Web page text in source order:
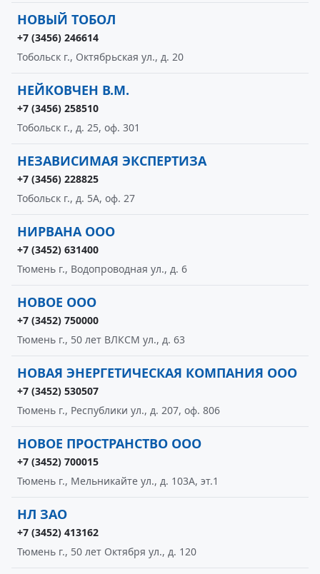
НОВЫЙ ТОБОЛ
+7 (3456) 246614
Тобольск г., Октябрьская ул., д. 20
НЕЙКОВЧЕН В.М.
+7 (3456) 258510
Тобольск г., д. 25, оф. 301
НЕЗАВИСИМАЯ ЭКСПЕРТИЗА
+7 (3456) 228825
Тобольск г., д. 5А, оф. 27
НИРВАНА ООО
+7 (3452) 631400
Тюмень г., Водопроводная ул., д. 6
НОВОЕ ООО
+7 (3452) 750000
Тюмень г., 50 лет ВЛКСМ ул., д. 63
НОВАЯ ЭНЕРГЕТИЧЕСКАЯ КОМПАНИЯ ООО
+7 (3452) 530507
Тюмень г., Республики ул., д. 207, оф. 806
НОВОЕ ПРОСТРАНСТВО ООО
+7 (3452) 700015
Тюмень г., Мельникайте ул., д. 103А, эт.1
НЛ ЗАО
+7 (3452) 413162
Тюмень г., 50 лет Октября ул., д. 120